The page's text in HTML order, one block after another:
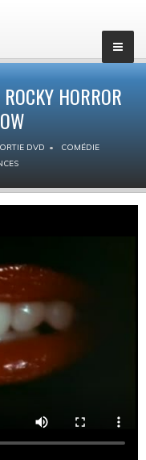
HORROR
DVD
COMÉDIE